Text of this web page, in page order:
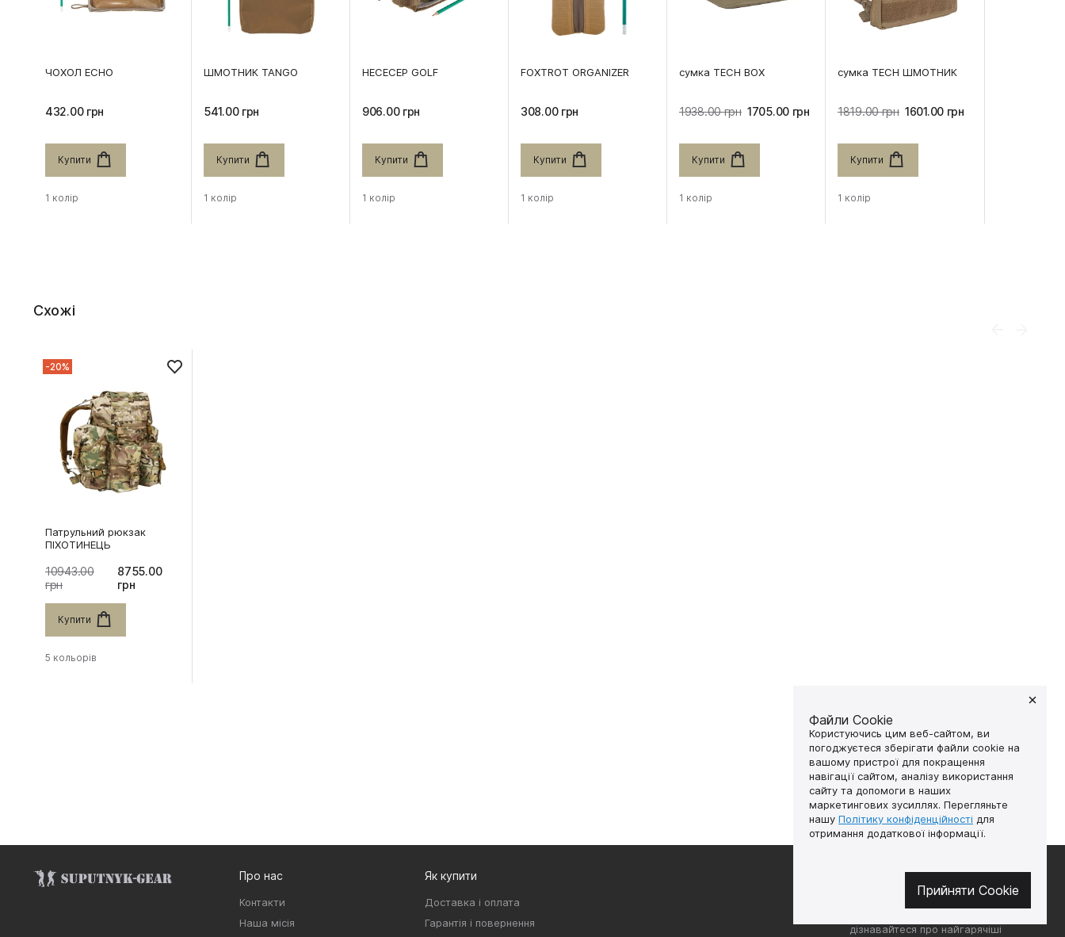
ЧОХОЛ ECHO
432.00 грн
Купити
1 колір
ШМОТНИК TANGO
541.00 грн
Купити
1 колір
НЕСЕСЕР GOLF
906.00 грн
Купити
1 колір
FOXTROT ORGANIZER
308.00 грн
Купити
1 колір
сумка TECH BOX
1938.00 грн 1705.00 грн
Купити
1 колір
сумка TECH ШМОТНИК
1819.00 грн 1601.00 грн
Купити
1 колір
Схожі
-20%
Патрульний рюкзак
ПІХОТИНЕЦЬ
10943.00
грн
8755.00
грн
Купити
5 кольорів
Про нас
Контакти
Наша місія
Як купити
Доставка і оплата
Гарантія і повернення
🔥 Не пропустіть гарячі
дізнавайтеся про найгарячіші
Файли Cookie
Користуючись цим веб-сайтом, ви
погоджуєтеся зберігати файли cookie на
вашому пристрої для покращення
навігації сайтом, аналізу використання
сайту та допомоги в наших
маркетингових зусиллях. Перегляньте
нашу Політику конфіденційності для
отримання додаткової інформації.
Прийняти Cookie